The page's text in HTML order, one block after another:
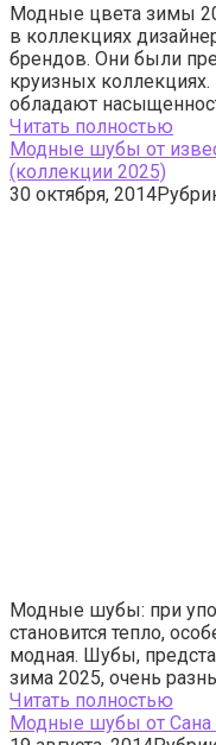
Модные цвета зимы
в коллекциях
брендов. Они были
круизных
обладают
Читать полностью
Модные шубы от
(коллекции 2025)
30 октября, 2014
Модные шубы: при
становится тепло,
модная. Шубы,
зима 2025, очень
Читать полностью
Модные шубы от Сана